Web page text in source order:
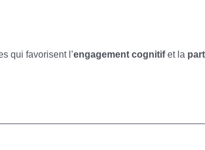
qui favorisent l’engagement cognitifet la